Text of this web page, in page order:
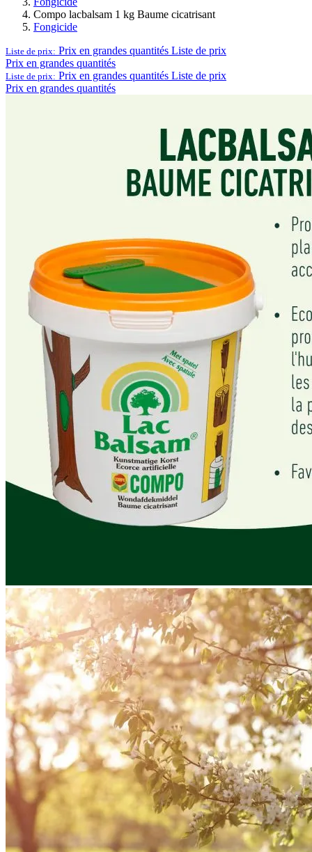
Compo lacbalsam 1 kg Baume cicatrisant
Fongicide
Liste de prix: Prix en grandes quantités Liste de prix
Prix en grandes quantités
Liste de prix: Prix en grandes quantités Liste de prix
Prix en grandes quantités